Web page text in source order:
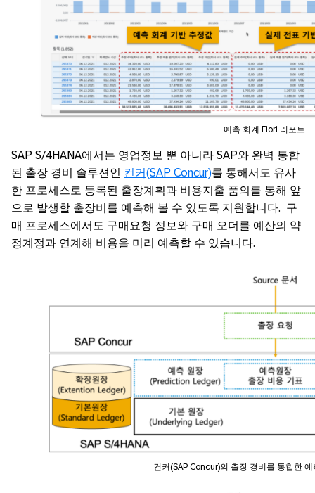
예측 회계 Fiori 리포트
SAP S/4HANA에서는 영업정보 뿐 아니라 SAP와 완벽 통합
된 출장 경비 솔루션인 컨커(SAP Concur)를 통해서도 유사
한 프로세스로 등록된 출장계획과 비용지출 품의를 통해 앞
으로 발생할 출장비를 예측해 볼 수 있도록 지원합니다. 구
매 프로세스에서도 구매요청 정보와 구매 오더를 예산의 약
정계정과 연계해 비용을 미리 예측할 수 있습니다.
컨커(SAP Concur)의 출장 경비를 통합한